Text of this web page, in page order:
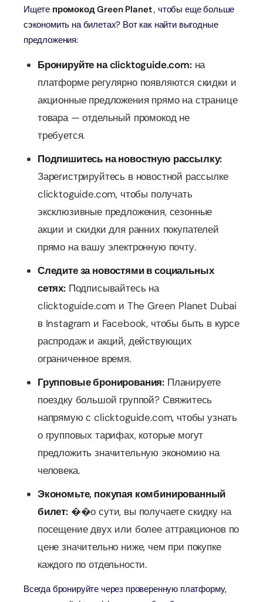
Ищете промокод Green Planet, чтобы еще больше
сэкономить на билетах? Вот как найти выгодные
предложения:
Бронируйте на clicktoguide.com:на
платформе регулярно появляются скидки и
акционные предложения прямо на странице
товара — отдельный промокод не
требуется.
Подпишитесь на новостную рассылку:
Зарегистрируйтесь в новостной рассылке
clicktoguide.com, чтобы получать
эксклюзивные предложения, сезонные
акции и скидки для ранних покупателей
прямо на вашу электронную почту.
Следите за новостями в социальных
сетях:Подписывайтесь на
clicktoguide.com и The Green Planet Dubai
в Instagram и Facebook, чтобы быть в курсе
распродаж и акций, действующих
ограниченное время.
Групповые бронирования: Планируете
поездку большой группой? Свяжитесь
напрямую с clicktoguide.com, чтобы узнать
о групповых тарифах, которые могут
предложить значительную экономию на
человека.
Экономьте, покупая комбинированный
билет:��о сути, вы получаете скидку на
посещение двух или более аттракционов по
цене значительно ниже, чем при покупке
каждого по отдельности.
Всегда бронируйте через проверенную платформу,